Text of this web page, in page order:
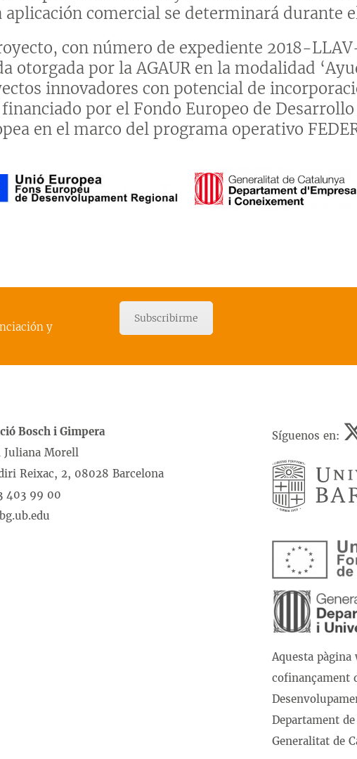
aplicación comercial se determinará durante
con número de expediente 2018-
otorgada por la AGAUR en la modalidad
innovadores con potencial de
por el Fondo Europeo de
en el marco del programa operativo
y
Subscribirme
Bosch i Gimpera
Morell
Reixac, 2, 08028 Barcelona
403 99 00
Síguenos en:
Aquesta pàgina
cofinançament
Departament
Generalitat de